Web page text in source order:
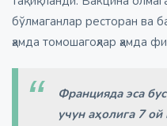
бўлмаганлар ресторан ва
ҳамда томошагоҳлар ҳамда
Францияда эса
учун аҳолига 7